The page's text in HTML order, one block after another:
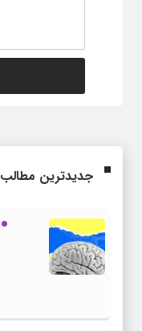
جدیدترین مطالب